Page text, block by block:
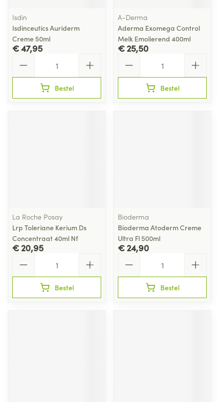
Isdin
Isdinceutics Auriderm
Creme 50ml
€ 47,95
Bestel
A-Derma
Aderma Exomega Control
Melk Emolierend 400ml
€ 25,50
Bestel
La Roche Posay
Lrp Toleriane Kerium Ds
Concentraat 40ml Nf
€ 20,95
Bestel
Bioderma
Bioderma Atoderm Creme
Ultra Fl 500ml
€ 24,90
Bestel